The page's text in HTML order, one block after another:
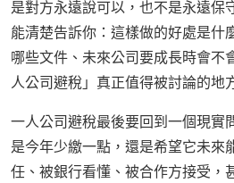
是對方永遠說可以，也不是永遠保
能清楚告訴你：這樣做的好處是什
哪些文件、未來公司要成長時會不
人公司避稅」真正值得被討論的地
一人公司避稅最後要回到一個現實
是今年少繳一點，還是希望它未來
任、被銀行看懂、被合作方接受，